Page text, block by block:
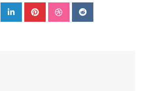
LinkedInPinterestStumbleUpon
Reddit